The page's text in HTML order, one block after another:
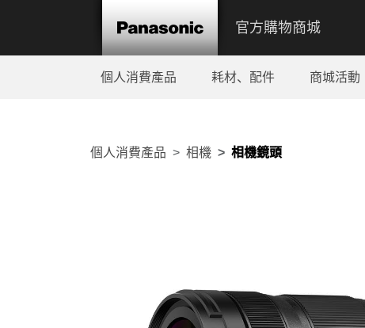
官方購物商城
個人消費產品 耗材、配件 商城活動
個人消費產品 相機 相機鏡頭